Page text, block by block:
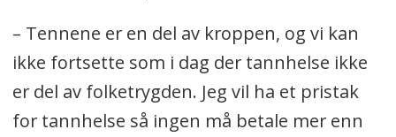
– Tennene er en del av kroppen, og vi kan
ikke fortsette som i dag der tannhelse ikke
er del av folketrygden. Jeg vil ha et pristak
for tannhelse så ingen må betale mer enn